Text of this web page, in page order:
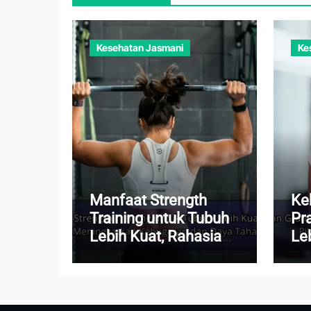
Kesehatan Jasmani
Manfaat Strength
Training untuk Tubuh
Lebih Kuat, Rahasia